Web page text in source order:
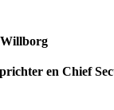
en Chief